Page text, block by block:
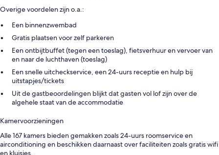
Overige voordelen zijn o.a.:
Een binnenzwembad
Gratis plaatsen voor zelf parkeren
Een ontbijtbuffet (tegen een toeslag), fietsverhuur en vervoer van
en naar de luchthaven (toeslag)
Een snelle uitcheckservice, een 24-uurs receptie en hulp bij
uitstapjes/tickets
Uit de gastbeoordelingen blijkt dat gasten vol lof zijn over de
algehele staat van de accommodatie
Kamervoorzieningen
Alle 167 kamers bieden gemakken zoals 24-uurs roomservice en
airconditioning en beschikken daarnaast over faciliteiten zoals gratis wifi